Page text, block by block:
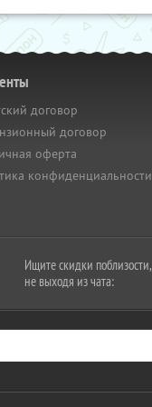
договор
договор
оферта
конфиденциальности
Ищите скидки поблизости,
не выходя из чата: